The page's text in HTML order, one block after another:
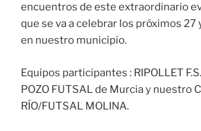
encuentros de este extraordinario
que se va a celebrar los próximos 27
en nuestro municipio.
Equipos participantes : RIPOLLET
POZO FUTSAL de Murcia y nuestro
RÍO/FUTSAL MOLINA.